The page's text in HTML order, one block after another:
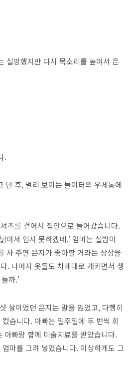
실망했지만 다시 목소리를 높여서 은
.
난 후, 멀리 보이는 놀이터의 우체통에
츠를 걷어서 집안으로 들어갔습니다.
아서 입지 못하겠네.’ 엄마는 실밥이
사 주면 은지가 좋아할 거라는 상상을
. 나머지 옷들도 차례대로 개키면서 생
까.’
살이었던 은지는 말을 잃었고, 다행히
습니다. 아빠는 일주일에 두 번씩 회
빠랑 함께 미술치료를 받았습니다.
마를 그려 넣었습니다. 이상하게도 그